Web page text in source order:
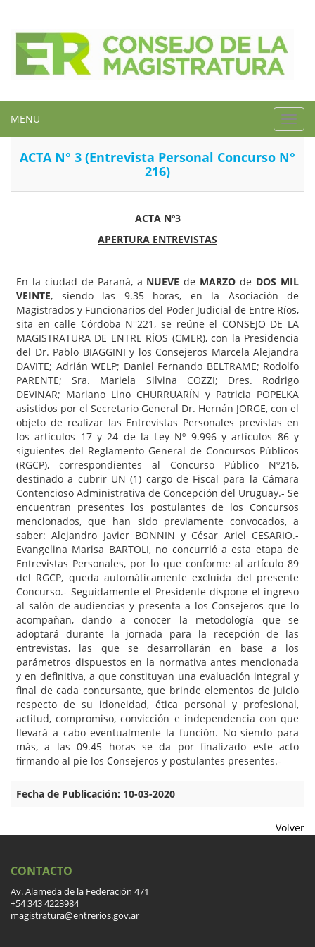
MENU
ACTA N° 3 (Entrevista Personal Concurso N°
216)
ACTA Nº3
APERTURA ENTREVISTAS
En la ciudad de Paraná, a NUEVE de MARZO de DOS MIL
VEINTE, siendo las 9.35 horas, en la Asociación de
Magistrados y Funcionarios del Poder Judicial de Entre Ríos,
sita en calle Córdoba N°221, se reúne el CONSEJO DE LA
MAGISTRATURA DE ENTRE RÍOS (CMER), con la Presidencia
del Dr. Pablo BIAGGINI y los Consejeros Marcela Alejandra
DAVITE; Adrián WELP; Daniel Fernando BELTRAME; Rodolfo
PARENTE; Sra. Mariela Silvina COZZI; Dres. Rodrigo
DEVINAR; Mariano Lino CHURRUARÍN y Patricia POPELKA
asistidos por el Secretario General Dr. Hernán JORGE, con el
objeto de realizar las Entrevistas Personales previstas en
los artículos 17 y 24 de la Ley Nº 9.996 y artículos 86 y
siguientes del Reglamento General de Concursos Públicos
(RGCP), correspondientes al Concurso Público Nº216,
destinado a cubrir UN (1) cargo de Fiscal para la Cámara
Contencioso Administrativa de Concepción del Uruguay.- Se
encuentran presentes los postulantes de los Concursos
mencionados, que han sido previamente convocados, a
saber: Alejandro Javier BONNIN y César Ariel CESARIO.-
Evangelina Marisa BARTOLI, no concurrió a esta etapa de
Entrevistas Personales, por lo que conforme al artículo 89
del RGCP, queda automáticamente excluida del presente
Concurso.- Seguidamente el Presidente dispone el ingreso
al salón de audiencias y presenta a los Consejeros que lo
acompañan, dando a conocer la metodología que se
adoptará durante la jornada para la recepción de las
entrevistas, las que se desarrollarán en base a los
parámetros dispuestos en la normativa antes mencionada
y en definitiva, a que constituyan una evaluación integral y
final de cada concursante, que brinde elementos de juicio
respecto de su idoneidad, ética personal y profesional,
actitud, compromiso, convicción e independencia con que
llevará a cabo eventualmente la función. No siendo para
más, a las 09.45 horas se da por finalizado este acto
firmando al pie los Consejeros y postulantes presentes.-
Fecha de Publicación: 10-03-2020
Volver
CONTACTO
Av. Alameda de la Federación 471
+54 343 4223984
magistratura@entrerios.gov.ar